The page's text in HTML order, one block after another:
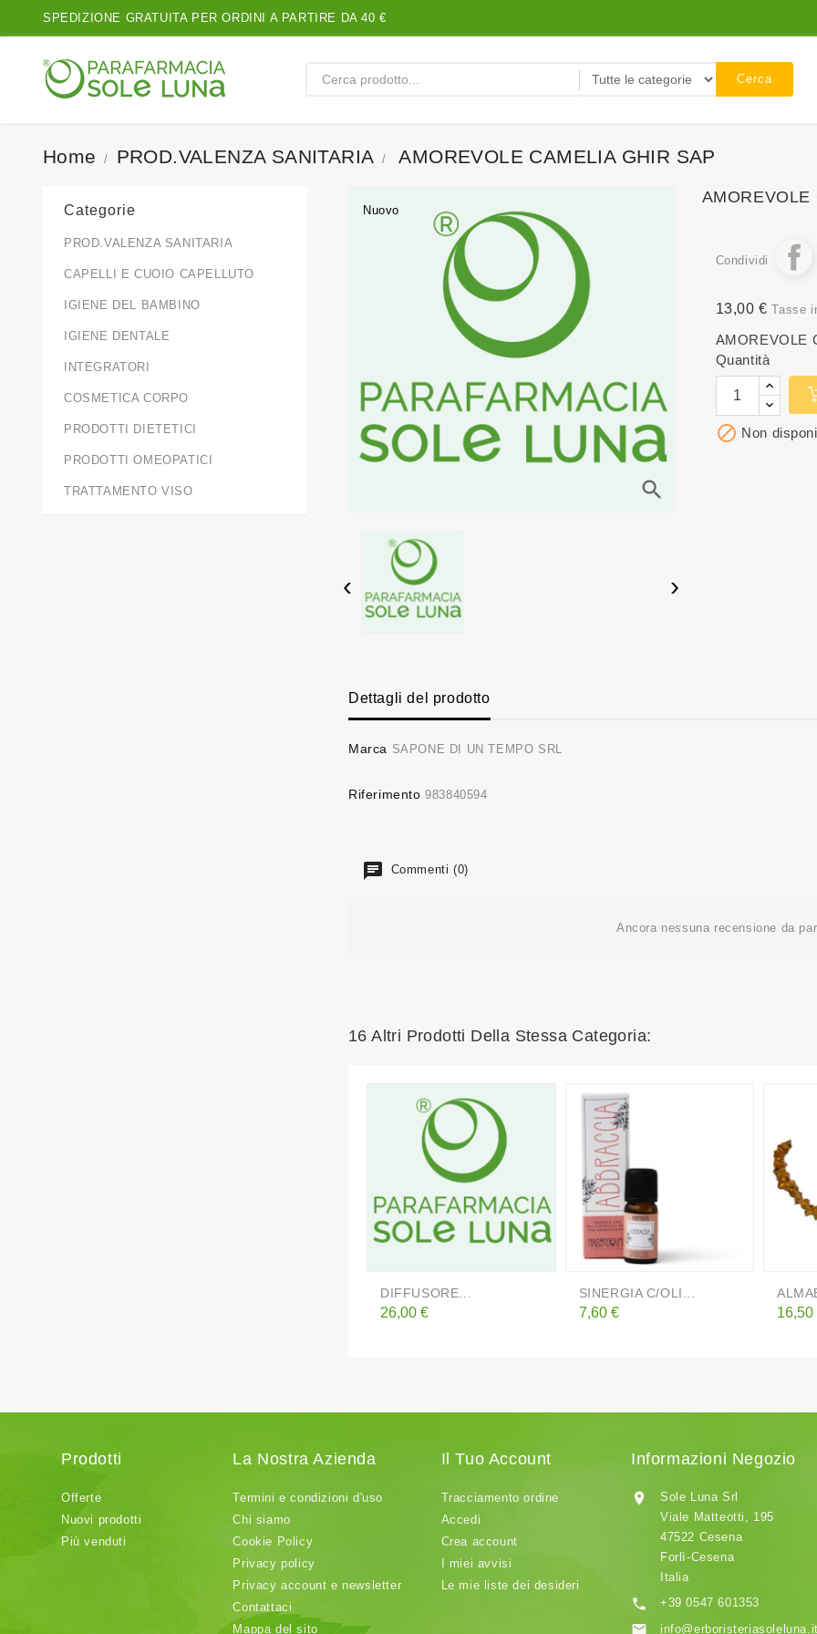
SPEDIZIONE GRATUITA PER ORDINI A PARTIRE DA 40 €
Cerca
Home PROD.VALENZA SANITARIA AMOREVOLE CAMELIA GHIR SAP
Categorie
PROD.VALENZA SANITARIA
CAPELLI E CUOIO CAPELLUTO
IGIENE DEL BAMBINO
IGIENE DENTALE
INTEGRATORI
COSMETICA CORPO
PRODOTTI DIETETICI
PRODOTTI OMEOPATICI
TRATTAMENTO VISO
Nuovo
search
‹ ›
AMOREVOLE
Condividi
13,00 € Tasse
AMOREVOLE
Quantità
 Non
Dettagli del prodotto
Marca SAPONE DI UN TEMPO SRL
Riferimento 983840594
Commenti (0)
Ancora nessuna recensione da
16 Altri Prodotti Della Stessa Categoria:
DIFFUSORE...
Prezzo
26,00 €
SINERGIA C/OLI...
Prezzo
7,60 € 16,50
Prodotti
Offerte
Nuovi prodotti
Più venduti
La Nostra Azienda
Termini e condizioni d'uso
Chi siamo
Cookie Policy
Privacy policy
Privacy account e newsletter
Contattaci
Mappa del sito
Il Tuo Account
Tracciamento ordine
Accedi
Crea account
I miei avvisi
Le mie liste dei desideri
Informazioni Negozio

Sole Luna Srl
Viale Matteotti, 195
47522 Cesena
Forlì-Cesena
Italia
 +39 0547 601353
